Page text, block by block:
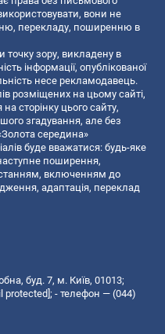
вони не
перекладу, поширенню в
точку зору, викладену в
інформації, опублікованої
несе рекламодавець.
розміщених на цьому сайті,
сторінку цього сайту,
згадування, але без
середина»
буде вважатися: будь-яке
поширення,
включенням до
адаптація, переклад
буд. 7, м. Київ, 01013;
protected] ; - телефон — (044)